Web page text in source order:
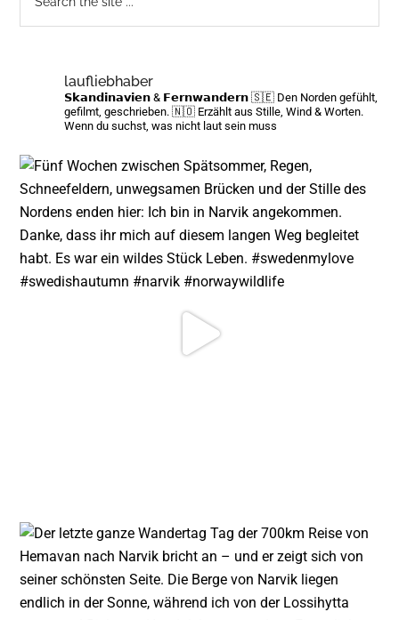
the
laufliebhaber
𝗦𝗸𝗮𝗻𝗱𝗶𝗻𝗮𝘃𝗶𝗲𝗻 & 𝗙𝗲𝗿𝗻𝘄𝗮𝗻𝗱𝗲𝗿𝗻 🇸🇪 Den Norden gefühlt,
gefilmt, geschrieben. 🇳🇴 Erzählt aus Stille, Wind & Worten.
Wenn du suchst, was nicht laut sein muss